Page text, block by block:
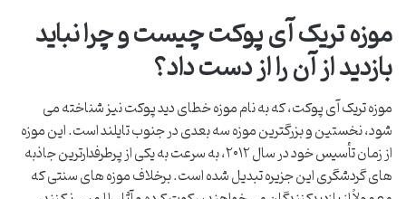
موزه تریک آی پوکت چیست و چرا نباید
بازدید از آن را از دست داد؟
موزه تریک آی پوکت، که به نام موزه خطای دید پوکت نیز شناخته می
شود، نخستین و بزرگترین موزه سه بعدی در جنوب تایلند است. این موزه
از زمان تأسیس خود در سال ۲۰۱۲، به سرعت به یکی از پرطرفدارترین جاذبه
های گردشگری این جزیره تبدیل شده است. برخلاف موزه های سنتی که